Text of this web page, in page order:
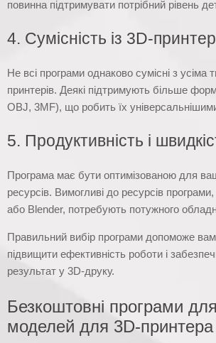
повинна підтримувати потрібний рівень
4. Сумісність із 3D-
Не всі програми однаково сумісні з усіма
принтерів. Деякі підтримують більше
OBJ, 3MF), що робить їх
5. Продуктивність і
Програма має бути оптимізованою для
ресурсів. Вимогливі до ресурсів
або Blender, потребують потужного
Правильний вибір програми допоможе
підвищити ефективність роботи і
результат у 3D-друку.
Безкоштовні програми
моделей для 3D-принтера